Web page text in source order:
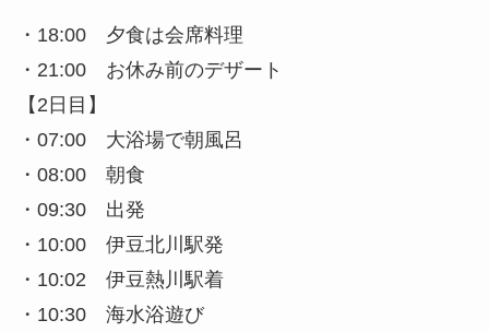
・18:00 夕食は会席料理
・21:00 お休み前のデザート
【2日目】
・07:00 大浴場で朝風呂
・08:00 朝食
・09:30 出発
・10:00 伊豆北川駅発
・10:02 伊豆熱川駅着
・10:30 海水浴遊び